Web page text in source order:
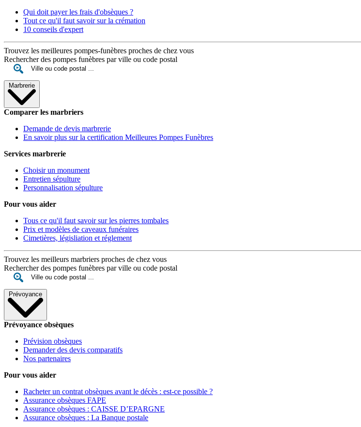
Qui doit payer les frais d'obsèques ?
Tout ce qu'il faut savoir sur la crémation
10 conseils d'expert
Trouvez les meilleures pompes-funèbres proches de chez vous
Rechercher des pompes funèbres par ville ou code postal
Marbrerie
Comparer les marbriers
Demande de devis marbrerie
En savoir plus sur la certification Meilleures Pompes Funèbres
Services marbrerie
Choisir un monument
Entretien sépulture
Personnalisation sépulture
Pour vous aider
Tous ce qu'il faut savoir sur les pierres tombales
Prix et modèles de caveaux funéraires
Cimetières, législiation et réglement
Trouvez les meilleurs marbriers proches de chez vous
Rechercher des pompes funèbres par ville ou code postal
Prévoyance
Prévoyance obsèques
Prévision obsèques
Demander des devis comparatifs
Nos partenaires
Pour vous aider
Racheter un contrat obsèques avant le décès : est-ce possible ?
Assurance obsèques FAPE
Assurance obsèques : CAISSE D’EPARGNE
Assurance obsèques : La Banque postale